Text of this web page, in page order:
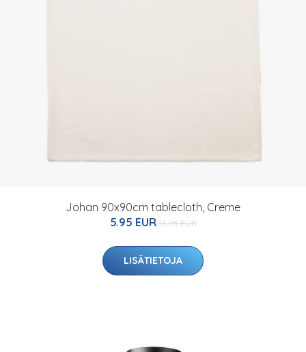
Johan 90x90cm tablecloth, Creme
5.95 EUR 16.95 EUR
LISÄTIETOJA